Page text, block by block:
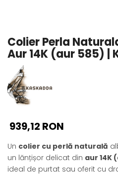
Pandantive cu Perle
Brose cu Perle
Colier Perla
Aur 14K (aur 585) |
939,12 RON
Un colier cu perlă naturală
un lănțișor delicat din aur 14K
ideal de purtat sau oferit cu